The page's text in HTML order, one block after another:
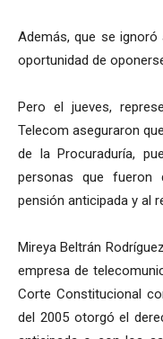
Además, que se
oportunidad de
Pero el jueves,
Telecom aseguraron
de la Procuraduría,
personas que fueron
pensión anticipada y al
Mireya Beltrán
empresa de
Corte Constitucional
del 2005 otorgó el